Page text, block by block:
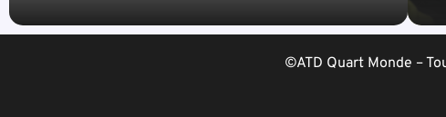
©ATD Quart Monde –